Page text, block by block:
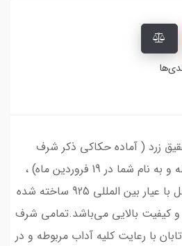
زرد ( آماده حکاکی ذکر شرف
الشمس با کلیه آداب مربوطه و به نام شما در 19 فروردین ماه) ،
رکاب این انگشتر از نقره اصل با عیار بین المللی 925 ساخته شده
و کیفیت بالایی می‌باشد.تمامی شرف
با رعایت کلیه آداب مربوطه و در